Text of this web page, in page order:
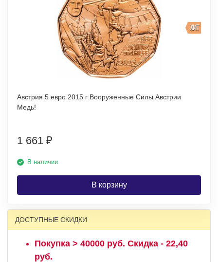
ХИТ
Австрия 5 евро 2015 г Вооруженные Силы Австрии
Медь!
1 661 ₽
В наличии
В корзину
ДОСТУПНЫЕ СКИДКИ
Покупка > 40000 руб. Скидка - 22,40
руб.